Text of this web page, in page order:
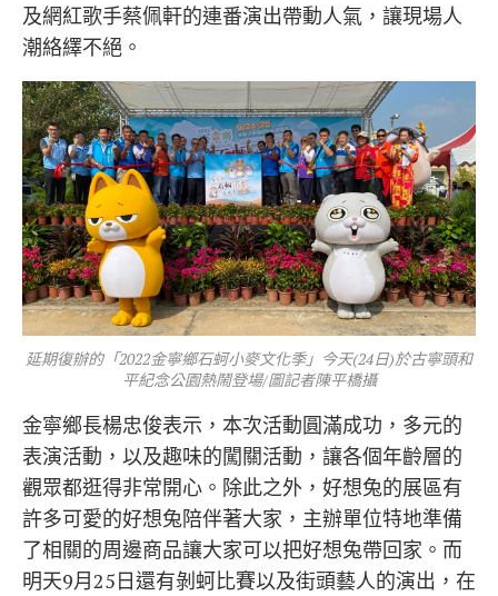
及網紅歌手蔡佩軒的連番演出帶動人氣，讓現場人
潮絡繹不絕。
延期復辦的「2022金寧鄉石蚵小麥文化季」今天(24日)於古寧頭和
平紀念公園熱鬧登場/圖記者陳平橋攝
金寧鄉長楊忠俊表示，本次活動圓滿成功，多元的
表演活動，以及趣味的闖關活動，讓各個年齡層的
觀眾都逛得非常開心。除此之外，好想兔的展區有
許多可愛的好想兔陪伴著大家，主辦單位特地準備
了相關的周邊商品讓大家可以把好想兔帶回家。而
明天9月25日還有剝蚵比賽以及街頭藝人的演出，在